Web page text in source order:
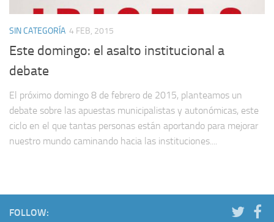
SIN CATEGORÍA 4 FEB, 2015
Este domingo: el asalto institucional a
debate
El próximo domingo 8 de febrero de 2015, planteamos un
debate sobre las apuestas municipalistas y autonómicas, este
ciclo en el que tantas personas están aportando para mejorar
nuestro mundo caminando hacia las instituciones....
FOLLOW: